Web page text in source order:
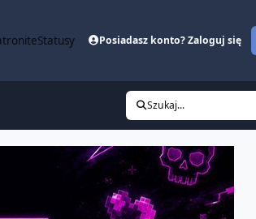
Statusy Posiadasz konto? Zaloguj się
Szukaj...